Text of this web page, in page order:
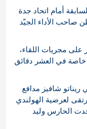
أمام اتحاد جدة
صاحب الأداء الجيّد
مجريات اللقاء،
خاصة في العشر دقائق
شافيز مدافع
لعرضية الهولندي
الحارس وليد